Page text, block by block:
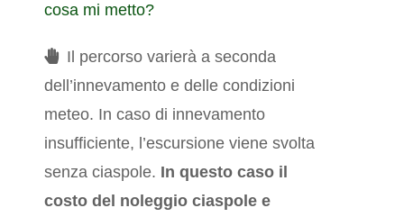
cosa mi metto?
Il percorso varierà a seconda
dell’innevamento e delle condizioni
meteo. In caso di innevamento
insufficiente, l’escursione viene svolta
senza ciaspole. In questo caso il
costo del noleggio ciaspole e